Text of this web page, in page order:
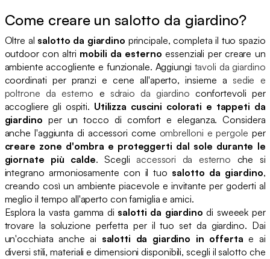
Come creare un salotto da giardino?
Oltre al salotto da giardino principale, completa il tuo spazio
outdoor con altri mobili da esterno essenziali per creare un
ambiente accogliente e funzionale. Aggiungi tavoli da giardino
coordinati per pranzi e cene all'aperto, insieme a sedie e
poltrone da esterno e sdraio da giardino confortevoli per
accogliere gli ospiti. Utilizza cuscini colorati e tappeti da
giardino per un tocco di comfort e eleganza. Considera
anche l'aggiunta di accessori come ombrelloni e pergole per
creare zone d'ombra e proteggerti dal sole durante le
giornate più calde. Scegli accessori da esterno che si
integrano armoniosamente con il tuo salotto da giardino,
creando così un ambiente piacevole e invitante per goderti al
meglio il tempo all'aperto con famiglia e amici.
Esplora la vasta gamma di salotti da giardino di sweeek per
trovare la soluzione perfetta per il tuo set da giardino. Dai
un'occhiata anche ai salotti da giardino in offerta e ai
diversi stili, materiali e dimensioni disponibili, scegli il salotto che